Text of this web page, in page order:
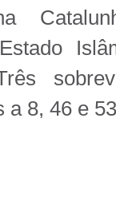
8, 46 e